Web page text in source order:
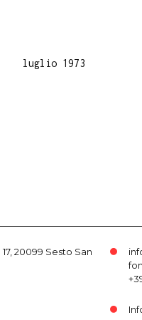
luglio 1973
20099 Sesto San